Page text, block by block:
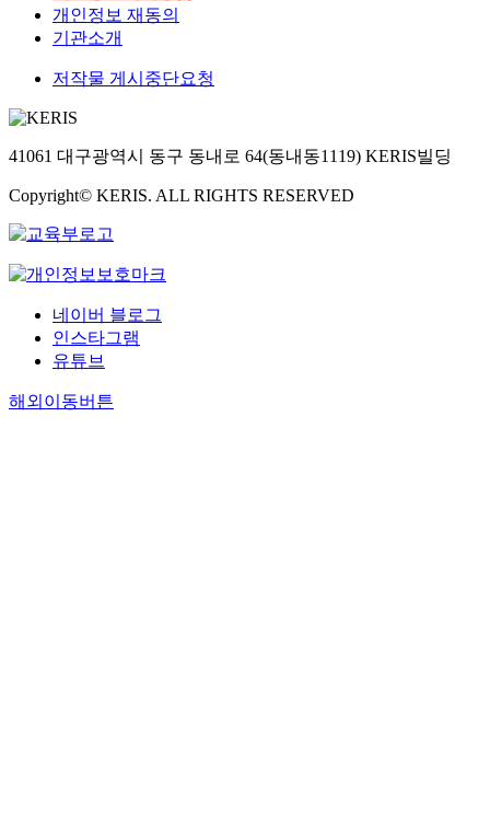
개인정보 재동의
기관소개
저작물 게시중단요청
41061 대구광역시 동구 동내로 64(동내동1119) KERIS빌딩
Copyright© KERIS. ALL RIGHTS RESERVED
네이버 블로그
인스타그램
유튜브
해외이동버튼